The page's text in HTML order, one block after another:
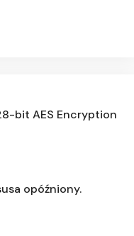
bit AES Encryption
opóźniony.